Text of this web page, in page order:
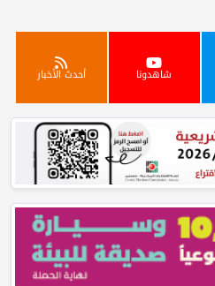
شاهدونا أحدث الأخبار